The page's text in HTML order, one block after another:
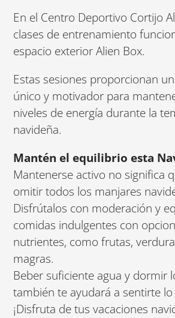
En el Centro Deportivo Cortijo
clases de entrenamiento
espacio exterior Alien Box.
Estas sesiones proporcionan
único y motivador para
niveles de energía durante la
navideña.
Mantén el equilibrio esta
Mantenerse activo no significa
omitir todos los manjares
Disfrútalos con moderación y
comidas indulgentes con
nutrientes, como frutas,
magras.
Beber suficiente agua y dormir
también te ayudará a sentirte
¡Disfruta de tus vacaciones